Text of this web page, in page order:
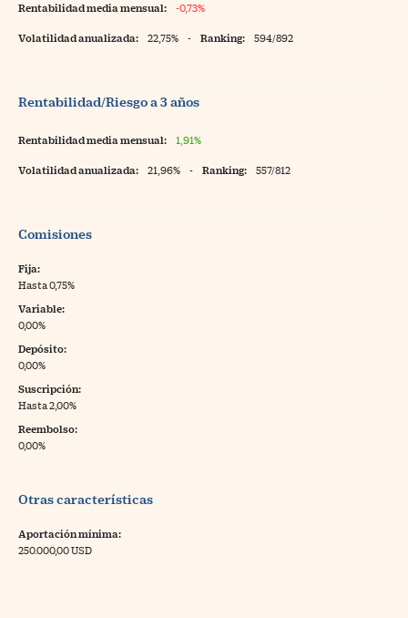
Rentabilidad media mensual: -0,73%
Volatilidad anualizada: 22,75% - Ranking: 594/892
Rentabilidad/Riesgo a 3 años
Rentabilidad media mensual: 1,91%
Volatilidad anualizada: 21,96% - Ranking: 557/812
Comisiones
Fija:
Hasta 0,75%
Variable:
0,00%
Depósito:
0,00%
Suscripción:
Hasta 2,00%
Reembolso:
0,00%
Otras características
Aportación mínima:
250.000,00 USD